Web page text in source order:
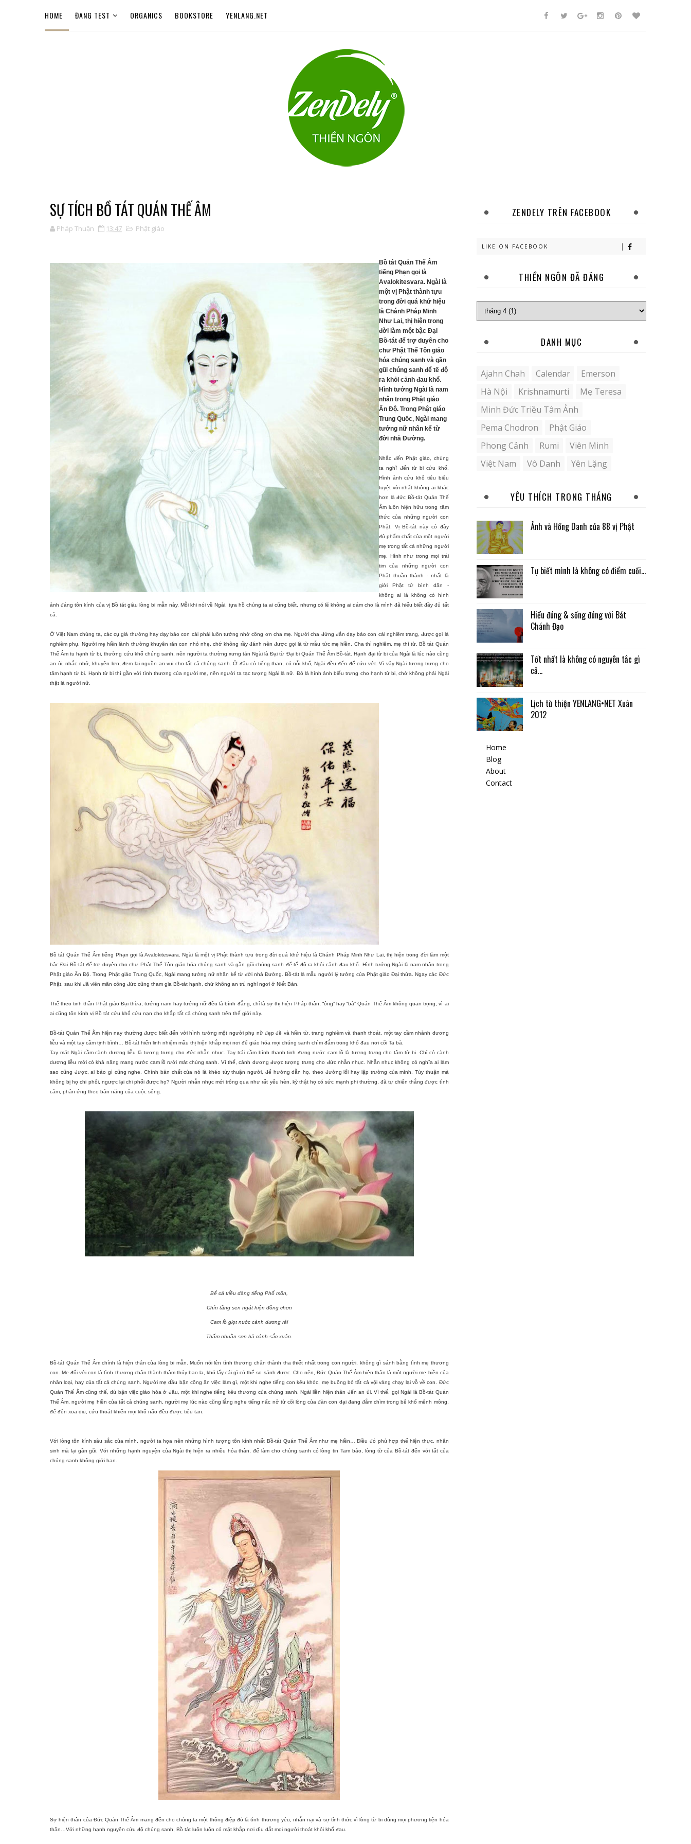
HOME ĐANG TEST ORGANICS BOOKSTORE YENLANG.NET
SỰ TÍCH BỒ TÁT QUÁN THẾ ÂM
Pháp Thuận 13:47 Phật giáo
Bồ tát Quán Thế Âm
tiếng Phạn gọi là
Avalokitesvara. Ngài là
một vị Phật thành tựu
trong đời quá khứ hiệu
là Chánh Pháp Minh
Như Lai, thị hiện trong
đời làm một bậc Đại
Bồ-tát để trợ duyên cho
chư Phật Thế Tôn giáo
hóa chúng sanh và gần
gũi chúng sanh để tế độ
ra khỏi cảnh đau khổ.
Hình tướng Ngài là nam
nhân trong Phật giáo
Ấn Độ. Trong Phật giáo
Trung Quốc, Ngài mang
tướng nữ nhân kể từ
đời nhà Đường.
Nhắc đến Phật giáo, chúng
ta nghĩ đến từ bi cứu khổ.
Hình ảnh cứu khổ tiêu biểu
tuyệt vời nhất không ai khác
hơn là đức Bồ-tát Quán Thế
Âm luôn hiện hữu trong tâm
thức của những người con
Phật. Vị Bồ-tát này có đầy
đủ phẩm chất của một người
mẹ trong tất cả những người
mẹ. Hình như trong mọi trái
tim của những người con
Phật thuần thành - nhất là
giới Phật tử bình dân -
không ai là không có hình
ảnh đáng tôn kính của vị Bồ tát giàu lòng bi mẫn này. Mỗi khi nói về Ngài, tựa hồ chúng ta ai cũng biết, nhưng có lẽ không ai dám cho là mình đã hiểu biết đầy đủ tất
cả.
Ở Việt Nam chúng ta, các cụ già thường hay dạy bảo con cái phải luôn tưởng nhớ công ơn cha mẹ. Người cha đứng đắn dạy bảo con cái nghiêm trang, được gọi là
nghiêm phụ. Người mẹ hiền lành thường khuyên răn con nhỏ nhẹ, chớ không rầy đánh nên được gọi là từ mẫu tức mẹ hiền. Cha thì nghiêm, mẹ thì từ. Bồ tát Quán
Thế Âm tu hạnh từ bi, thường cứu khổ chúng sanh, nên người ta thường xưng tán Ngài là Đại từ Đại bi Quán Thế Âm Bồ-tát. Hạnh đại từ bi của Ngài là lúc nào cũng
an ủi, nhắc nhở, khuyên lơn, đem lại nguồn an vui cho tất cả chúng sanh. Ở đâu có tiếng than, có nỗi khổ, Ngài đều đến để cứu vớt. Vì vậy Ngài tượng trưng cho
tâm hạnh từ bi. Hạnh từ bi thì gần với tình thương của người mẹ, nên người ta tạc tượng Ngài là nữ. Đó là hình ảnh biểu trưng cho hạnh từ bi, chớ không phải Ngài
thật là người nữ.
Bồ tát Quán Thế Âm tiếng Phạn gọi là Avalokitesvara. Ngài là một vị Phật thành tựu trong đời quá khứ hiệu là Chánh Pháp Minh Như Lai, thị hiện trong đời làm một
bậc Đại Bồ-tát để trợ duyên cho chư Phật Thế Tôn giáo hóa chúng sanh và gần gũi chúng sanh để tế độ ra khỏi cảnh đau khổ. Hình tướng Ngài là nam nhân trong
Phật giáo Ấn Độ. Trong Phật giáo Trung Quốc, Ngài mang tướng nữ nhân kể từ đời nhà Đường. Bồ-tát là mẫu người lý tưởng của Phật giáo Đại thừa. Ngay các Đức
Phật, sau khi đã viên mãn công đức cũng tham gia Bồ-tát hạnh, chứ không an trú nghỉ ngơi ở Niết Bàn.
Thể theo tinh thần Phật giáo Đại thừa, tướng nam hay tướng nữ đều là bình đẳng, chỉ là sự thị hiện Pháp thân, “ông” hay “bà” Quán Thế Âm không quan trọng, vì ai
ai cũng tôn kính vị Bồ tát cứu khổ cứu nạn cho khắp tất cả chúng sanh trên thế giới này.
Bồ-tát Quán Thế Âm hiện nay thường được biết đến với hình tướng một người phụ nữ đẹp đẽ và hiền từ, trang nghiêm và thanh thoát, một tay cầm nhành dương
liễu và một tay cầm tịnh bình… Bồ-tát hiển linh nhiệm mầu thị hiện khắp mọi nơi để giáo hóa mọi chúng sanh chìm đắm trong khổ đau nơi cõi Ta bà.
Tay mặt Ngài cầm cành dương liễu là tượng trưng cho đức nhẫn nhục. Tay trái cầm bình thanh tịnh đựng nước cam lồ là tượng trưng cho tâm từ bi. Chỉ có cành
dương liễu mới có khả năng mang nước cam lồ rưới mát chúng sanh. Vì thế, cành dương được tượng trưng cho đức nhẫn nhục. Nhẫn nhục không có nghĩa ai làm
sao cũng được, ai bảo gì cũng nghe. Chính bản chất của nó là khéo tùy thuận người, để hướng dẫn họ, theo đường lối hay lập trường của mình. Tùy thuận mà
không bị họ chi phối, ngược lại chi phối được họ? Người nhẫn nhục mới trông qua như rất yếu hèn, kỳ thật họ có sức mạnh phi thường, đã tự chiến thắng được tình
cảm, phản ứng theo bản năng của cuộc sống.
Bể cả triều dâng tiếng Phổ môn,
Chín tầng sen ngát hiện đồng chơn
Cam lồ giọt nước cành dương rải
Thấm nhuần sơn hà cảnh sắc xuân.
Bồ-tát Quán Thế Âm chính là hiện thân của lòng bi mẫn. Muốn nói lên tình thương chân thành tha thiết nhất trong con người, không gì sánh bằng tình mẹ thương
con. Mẹ đối với con là tình thương chân thành thâm thúy bao la, khó lấy cái gì có thể so sánh được. Cho nên, Đức Quán Thế Âm hiện thân là một người mẹ hiền của
nhân loại, hay của tất cả chúng sanh. Người mẹ dầu bận công ăn việc làm gì, một khi nghe tiếng con kêu khóc, mẹ buông bỏ tất cả vội vàng chạy lại vỗ về con. Đức
Quán Thế Âm cũng thế, dù bận việc giáo hóa ở đâu, một khi nghe tiếng kêu thương của chúng sanh, Ngài liền hiện thân đến an ủi. Vì thế, gọi Ngài là Bồ-tát Quán
Thế Âm, người mẹ hiền của tất cả chúng sanh, người mẹ lúc nào cũng lắng nghe tiếng nấc nở từ cõi lòng của đàn con dại đang đắm chìm trong bể khổ mênh mông,
để đến xoa diu, cứu thoát khiến mọi khổ não đều được tiêu tan.
Với lòng tôn kính sâu sắc của mình, người ta họa nên những hình tượng tôn kính nhất Bồ-tát Quán Thế Âm như mẹ hiền… Điều đó phù hợp thể hiện thực, nhân
sinh mà lại gần gũi. Với những hạnh nguyện của Ngài thị hiện ra nhiều hóa thân, để làm cho chúng sanh có lòng tin Tam bảo, lòng từ của Bồ-tát đến với tất của
chúng sanh không giới hạn.
Sự hiện thân của Đức Quán Thế Âm mang đến cho chúng ta một thông điệp đó là tình thương yêu, nhẫn nại và sự tỉnh thức vì lòng từ bi dùng mọi phương tiện hóa
thân…Với những hạnh nguyện cứu độ chúng sanh, Bồ tát luôn luôn có mặt khắp nơi dìu dắt mọi người thoát khỏi khổ đau.
ZENDELY TRÊN FACEBOOK
LIKE ON FACEBOOK
THIỀN NGÔN ĐÃ ĐĂNG
DANH MỤC
Ajahn Chah Calendar
Emerson
Hà Nội
Krishnamurti
Mẹ Teresa
Minh Đức Triều Tâm Ảnh
Pema Chodron
Phật Giáo
Phong Cảnh
Rumi
Viên Minh
Việt Nam
Vô Danh Yên Lặng
YÊU THÍCH TRONG THÁNG
Ảnh và Hồng Danh của 88 vị Phật
Tự biết mình là không có điểm cuối...
Hiểu đúng & sống đúng với Bát
Chánh Đạo
Tốt nhất là không có nguyên tắc gì
cả...
Lịch từ thiện YENLANG•NET Xuân
2012
Home
Blog
About
Contact